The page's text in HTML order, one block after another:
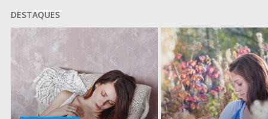
DESTAQUES